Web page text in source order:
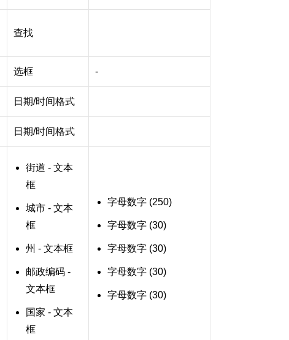
查找
选框 -
日期/时间格式
日期/时间格式
街道 - 文本
框
城市 - 文本
框
州 - 文本框
邮政编码 -
文本框
国家 - 文本
框
字母数字 (250)
字母数字 (30)
字母数字 (30)
字母数字 (30)
字母数字 (30)